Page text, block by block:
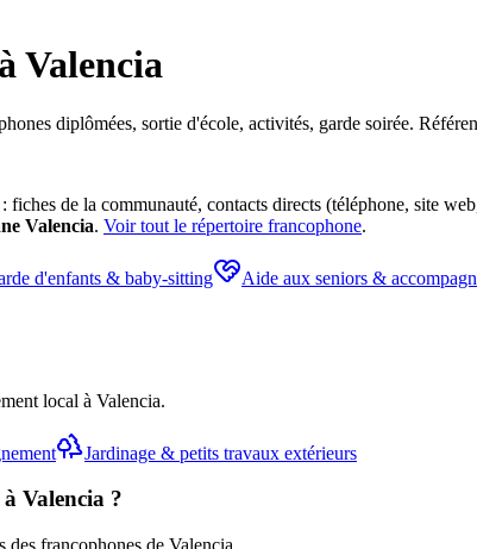
à Valencia
diplômées, sortie d'école, activités, garde soirée.
fiches de la communauté, contacts directs (téléphone, site
Valencia. Voir tout le répertoire francophone.
d'enfants & baby-sitting Aide aux seniors &
local à Valencia.
Jardinage & petits travaux extérieurs
Valencia ?